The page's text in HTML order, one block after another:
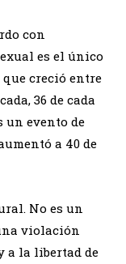
con
es el único
creció entre
36 de cada
un evento de
a 40 de
No es un
violación
a la libertad de